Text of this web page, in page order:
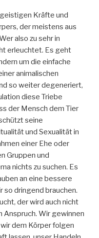
Kräfte und
der meistens aus
also zu sehr in
erleuchtet. Es geht
um die einfache
animalischen
so weiter degeneriert,
diese Triebe
der Mensch dem Tier
seine
und Sexualität in
einer Ehe oder
Gruppen und
nichts zu suchen. Es
an eine bessere
so dringend brauchen.
der wird auch nicht
Anspruch. Wir gewinnen
dem Körper folgen